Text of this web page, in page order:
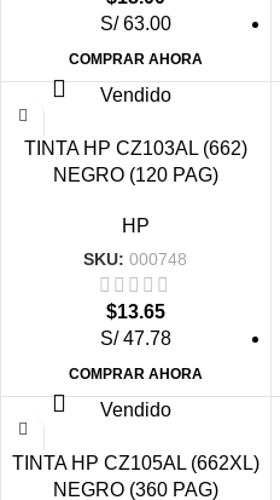
S/ 63.00
COMPRAR AHORA
Vendido
TINTA HP CZ103AL (662)
NEGRO (120 PAG)
HP
SKU:000748
$13.65
S/ 47.78
COMPRAR AHORA
Vendido
TINTA HP CZ105AL (662XL)
NEGRO (360 PAG)